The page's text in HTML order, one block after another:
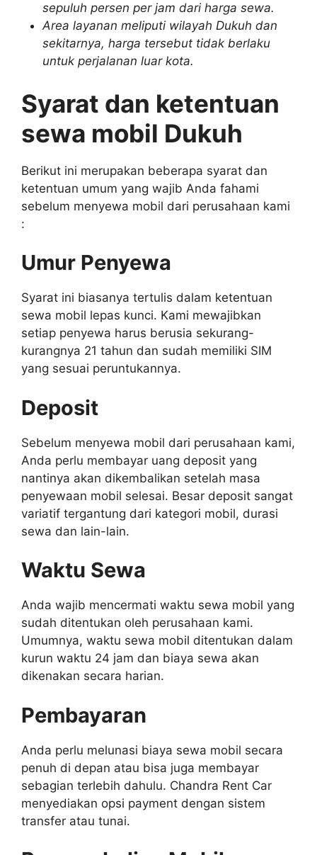
sepuluh persen per jam dari harga sewa.
Area layanan meliputi wilayah Dukuh dan
sekitarnya, harga tersebut tidak berlaku
untuk perjalanan luar kota.
Syarat dan ketentuan
sewa mobil Dukuh
Berikut ini merupakan beberapa syarat dan
ketentuan umum yang wajib Anda fahami
sebelum menyewa mobil dari perusahaan kami
:
Umur Penyewa
Syarat ini biasanya tertulis dalam ketentuan
sewa mobil lepas kunci. Kami mewajibkan
setiap penyewa harus berusia sekurang-
kurangnya 21 tahun dan sudah memiliki SIM
yang sesuai peruntukannya.
Deposit
Sebelum menyewa mobil dari perusahaan kami,
Anda perlu membayar uang deposit yang
nantinya akan dikembalikan setelah masa
penyewaan mobil selesai. Besar deposit sangat
variatif tergantung dari kategori mobil, durasi
sewa dan lain-lain.
Waktu Sewa
Anda wajib mencermati waktu sewa mobil yang
sudah ditentukan oleh perusahaan kami.
Umumnya, waktu sewa mobil ditentukan dalam
kurun waktu 24 jam dan biaya sewa akan
dikenakan secara harian.
Pembayaran
Anda perlu melunasi biaya sewa mobil secara
penuh di depan atau bisa juga membayar
sebagian terlebih dahulu. Chandra Rent Car
menyediakan opsi payment dengan sistem
transfer atau tunai.